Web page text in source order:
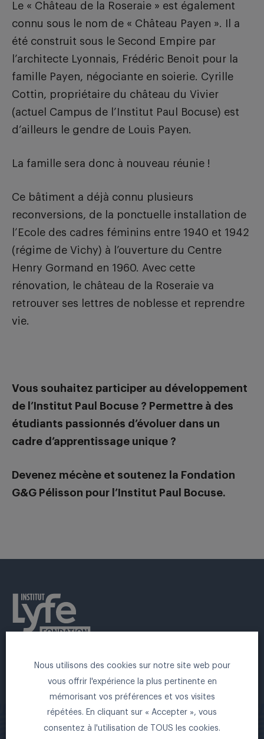
Le « Château de la Roseraie » est également
connu sous le nom de « Château Payen ». Il a
été construit sous le Second Empire par
l’architecte Lyonnais, Frédéric Benoit pour la
famille Payen, négociante en soierie. Cyrille
Cottin, propriétaire du château du Vivier
(actuel Campus de l’Institut Paul Bocuse) est
d’ailleurs le gendre de Louis Payen.
La famille sera donc à nouveau réunie !
Ce bâtiment a déjà connu plusieurs
reconversions, de la ponctuelle installation de
l’Ecole des cadres féminins entre 1940 et 1942
(régime de Vichy) à l’ouverture du Centre
Henry Gormand en 1960. Avec cette
rénovation, le château de la Roseraie va
retrouver ses lettres de noblesse et reprendre
vie.
Vous souhaitez participer au développement
de l’Institut Paul Bocuse ? Permettre à des
étudiants passionnés d’évoluer dans un
cadre d’apprentissage unique ?
Devenez mécène et soutenez la Fondation
G&G Pélisson pour l’Institut Paul Bocuse.
FONDATION INSTITUT LYFE
Château du Vivier
1A Chemin de Calabert – 69130 Ecully –
FRANCE
Nous utilisons des cookies sur notre site web pour
vous offrir l'expérience la plus pertinente en
mémorisant vos préférences et vos visites
répétées. En cliquant sur « Accepter », vous
consentez à l'utilisation de TOUS les cookies.